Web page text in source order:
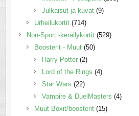
Julkaisut ja kuvat (9)
Urheilukortit (714)
Non-Sport -keräilykortit (529)
Boosterit - Muut (50)
Harry Potter (2)
Lord of the Rings (4)
Star Wars (22)
Vampire & DuelMasters (4)
Muut Boxit/boosterit (15)